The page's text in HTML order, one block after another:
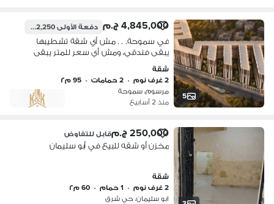
5
4,845,000 ج.م دفعة الأولى242,250 ج.م
في سموحة. . . مش أي شقة تشطيبها
يبقى فندقي، ومش أي سعر للمتر يبقى
فرصة. . مرسوم الفرصة
شقة
2 غرف نوم
• 2 حمامات • 95 م٢
مرسوم، سموحة
منذ 2 أسابيع
250,000 ج.م قابل للتفاوض
مخزن أو شقه للبيع في أبو سليمان
شقة
2 غرف نوم
• 1 حمام • 60 م٢
ابو سليمان، حي شرق